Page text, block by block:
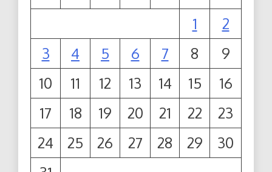
1
2
3
4 5 6 7 8
9
10
11 12 13 14 15
16
17
18 19 20 21 22
23
24
25 26 27 28 29
30